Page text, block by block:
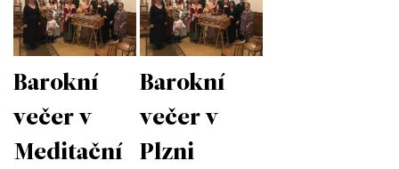
Barokní
večer v
Meditační
Barokní
večer v
Plzni